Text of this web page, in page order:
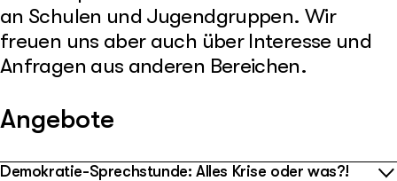
an Schulen und Jugendgruppen. Wir
freuen uns aber auch über Interesse und
Anfragen aus anderen Bereichen.
Angebote
Demokratie-Sprechstunde: Alles Krise oder was?!